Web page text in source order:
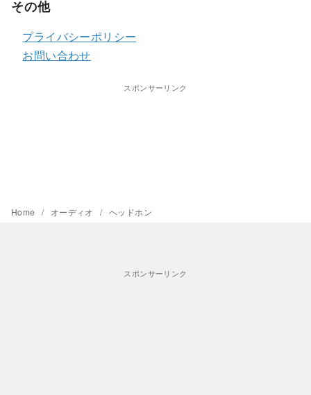
その他
プライバシーポリシー
お問い合わせ
スポンサーリンク
Home オーディオ ヘッドホン
スポンサーリンク